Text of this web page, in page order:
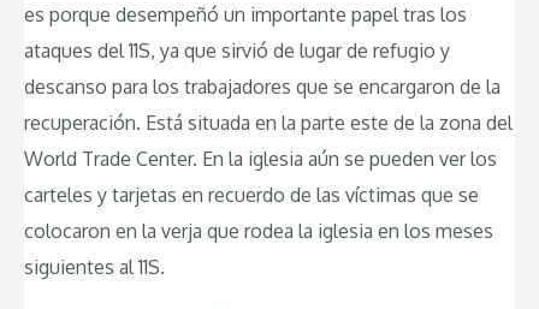
es porque desempeñó un importante papel tras los
ataques del 11S, ya que sirvió de lugar de refugio y
descanso para los trabajadores que se encargaron de la
recuperación. Está situada en la parte este de la zona del
World Trade Center. En la iglesia aún se pueden ver los
carteles y tarjetas en recuerdo de las víctimas que se
colocaron en la verja que rodea la iglesia en los meses
siguientes al 11S.